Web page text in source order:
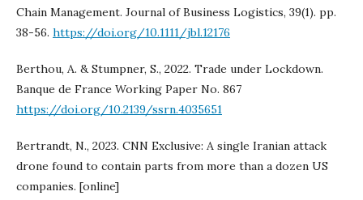
Chain Management. Journal of Business Logistics, 39(1). pp.
38-56. https://doi.org/10.1111/jbl.12176
Berthou, A. & Stumpner, S., 2022. Trade under Lockdown.
Banque de France Working Paper No. 867
https://doi.org/10.2139/ssrn.4035651
Bertrandt, N., 2023. CNN Exclusive: A single Iranian attack
drone found to contain parts from more than a dozen US
companies. [online]